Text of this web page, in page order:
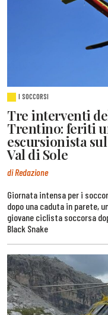
I SOCCORSI
Tre interventi
Trentino: feriti
escursionista
Val di Sole
di Redazione
Giornata intensa per i
dopo una caduta in parete,
giovane ciclista soccorsa
Black Snake